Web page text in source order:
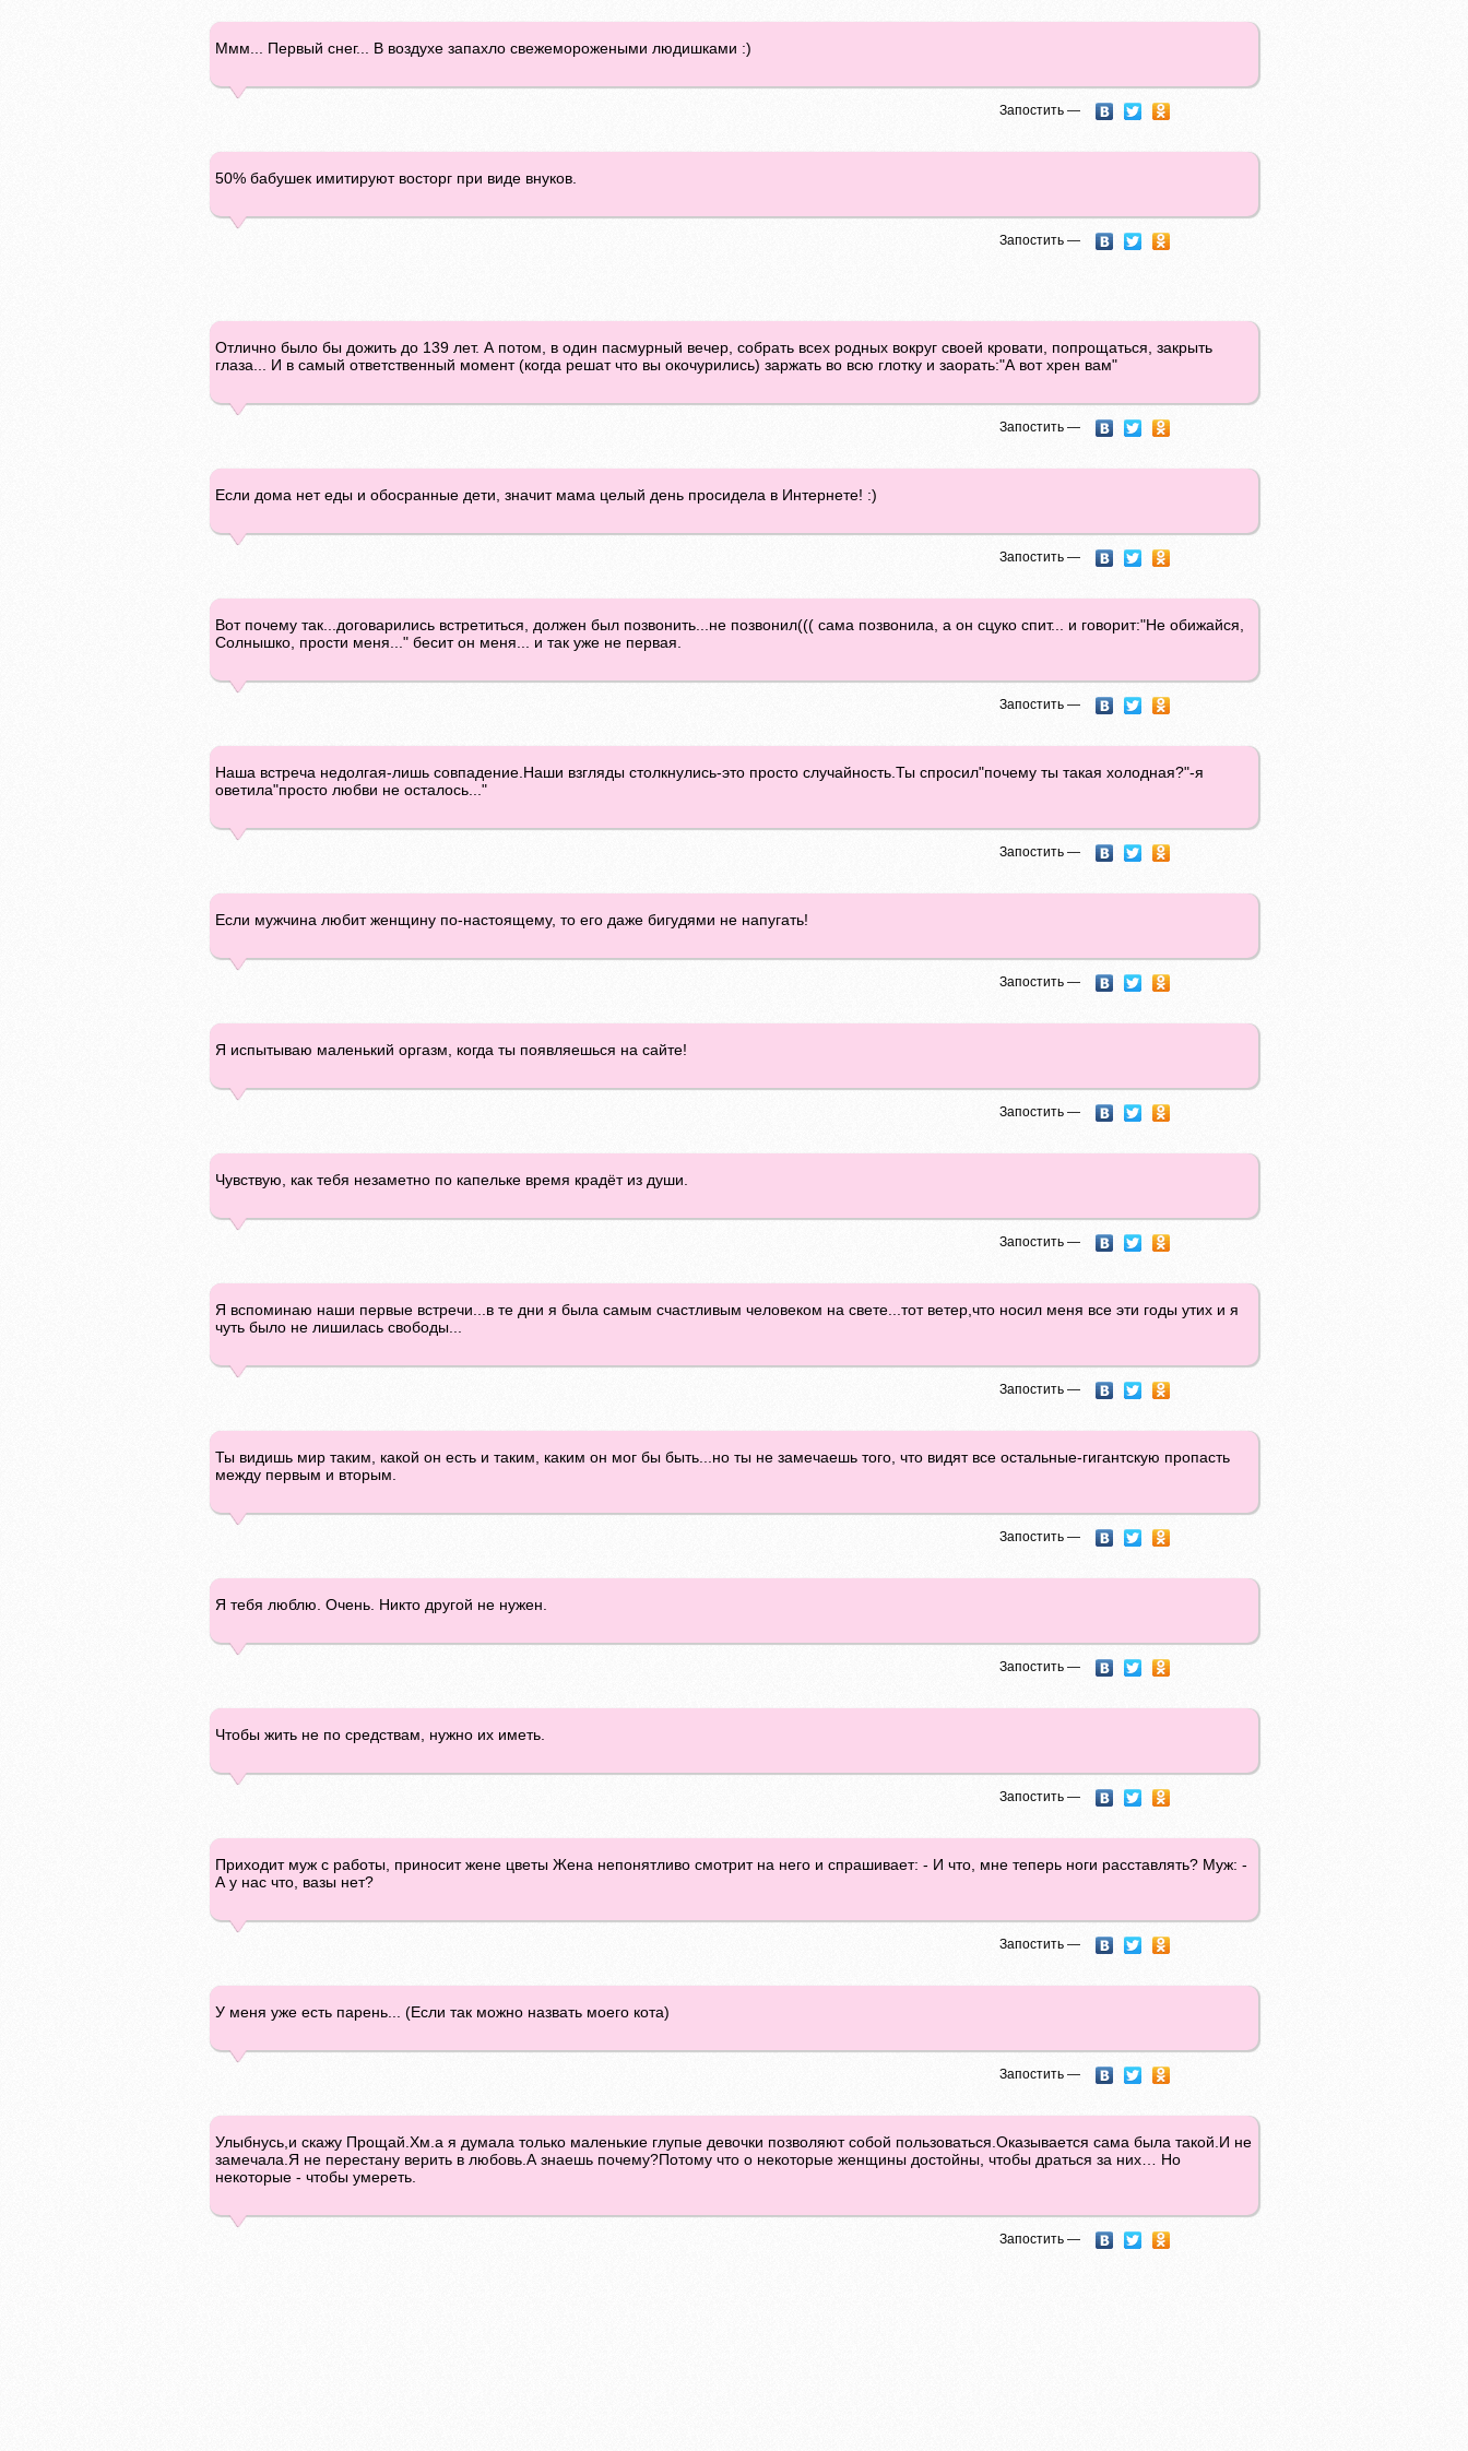
Ммм... Первый снег... В воздухе запахло свежеморожеными людишками :)
Запостить —
50% бабушек имитируют восторг при виде внуков.
Запостить —
Отлично было бы дожить до 139 лет. А потом, в один пасмурный вечер, собрать всех родных вокруг своей кровати, попрощаться, закрыть
глаза... И в самый ответственный момент (когда решат что вы окочурились) заржать во всю глотку и заорать:"А вот хрен вам"
Запостить —
Если дома нет еды и обосранные дети, значит мама целый день просидела в Интернете! :)
Запостить —
Вот почему так...договарились встретиться, должен был позвонить...не позвонил((( сама позвонила, а он сцуко спит... и говорит:"Не обижайся,
Солнышко, прости меня..." бесит он меня... и так уже не первая.
Запостить —
Наша встреча недолгая-лишь совпадение.Наши взгляды столкнулись-это просто случайность.Ты спросил"почему ты такая холодная?"-я
оветила"просто любви не осталось..."
Запостить —
Если мужчина любит женщину по-настоящему, то его даже бигудями не напугать!
Запостить —
Я испытываю маленький оргазм, когда ты появляешься на сайте!
Запостить —
Чувствую, как тебя незаметно по капельке время крадёт из души.
Запостить —
Я вспоминаю наши первые встречи...в те дни я была самым счастливым человеком на свете...тот ветер,что носил меня все эти годы утих и я
чуть было не лишилась свободы...
Запостить —
Ты видишь мир таким, какой он есть и таким, каким он мог бы быть...но ты не замечаешь того, что видят все остальные-гигантскую пропасть
между первым и вторым.
Запостить —
Я тебя люблю. Очень. Никто другой не нужен.
Запостить —
Чтобы жить не по средствам, нужно их иметь.
Запостить —
Приходит муж с работы, приносит жене цветы Жена непонятливо смотрит на него и спрашивает: - И что, мне теперь ноги расставлять? Муж: -
А у нас что, вазы нет?
Запостить —
У меня уже есть парень... (Если так можно назвать моего кота)
Запостить —
Улыбнусь,и скажу Прощай.Хм.а я думала только маленькие глупые девочки позволяют собой пользоваться.Оказывается сама была такой.И не
замечала.Я не перестану верить в любовь.А знаешь почему?Потому что о некоторые женщины достойны, чтобы драться за них… Но
некоторые - чтобы умереть.
Запостить —